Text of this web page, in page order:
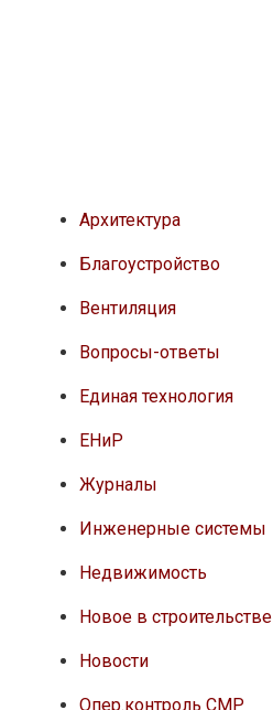
Архитектура
Благоустройство
Вентиляция
Вопросы-ответы
Единая технология
ЕНиР
Журналы
Инженерные системы
Недвижимость
Новое в строительстве
Новости
Опер.контроль СМР